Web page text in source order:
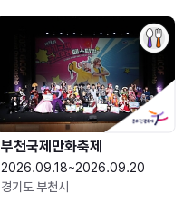
부천국제만화축제
2026.09.18~2026.09.20
경기도 부천시